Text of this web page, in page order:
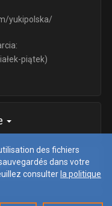
yukipolska/
piątek)
des fichiers
dans votre
consulter la politique